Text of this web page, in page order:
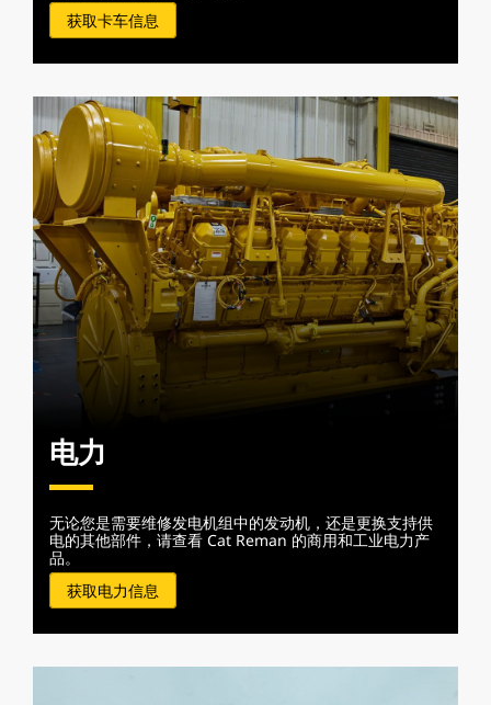
获取卡车信息
电力
无论您是需要维修发电机组中的发动机，还是更换支持供
电的其他部件，请查看 Cat Reman 的商用和工业电力产
品。
获取电力信息